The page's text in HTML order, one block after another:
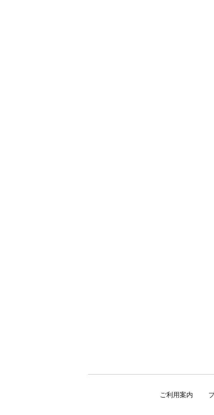
ご利用案内